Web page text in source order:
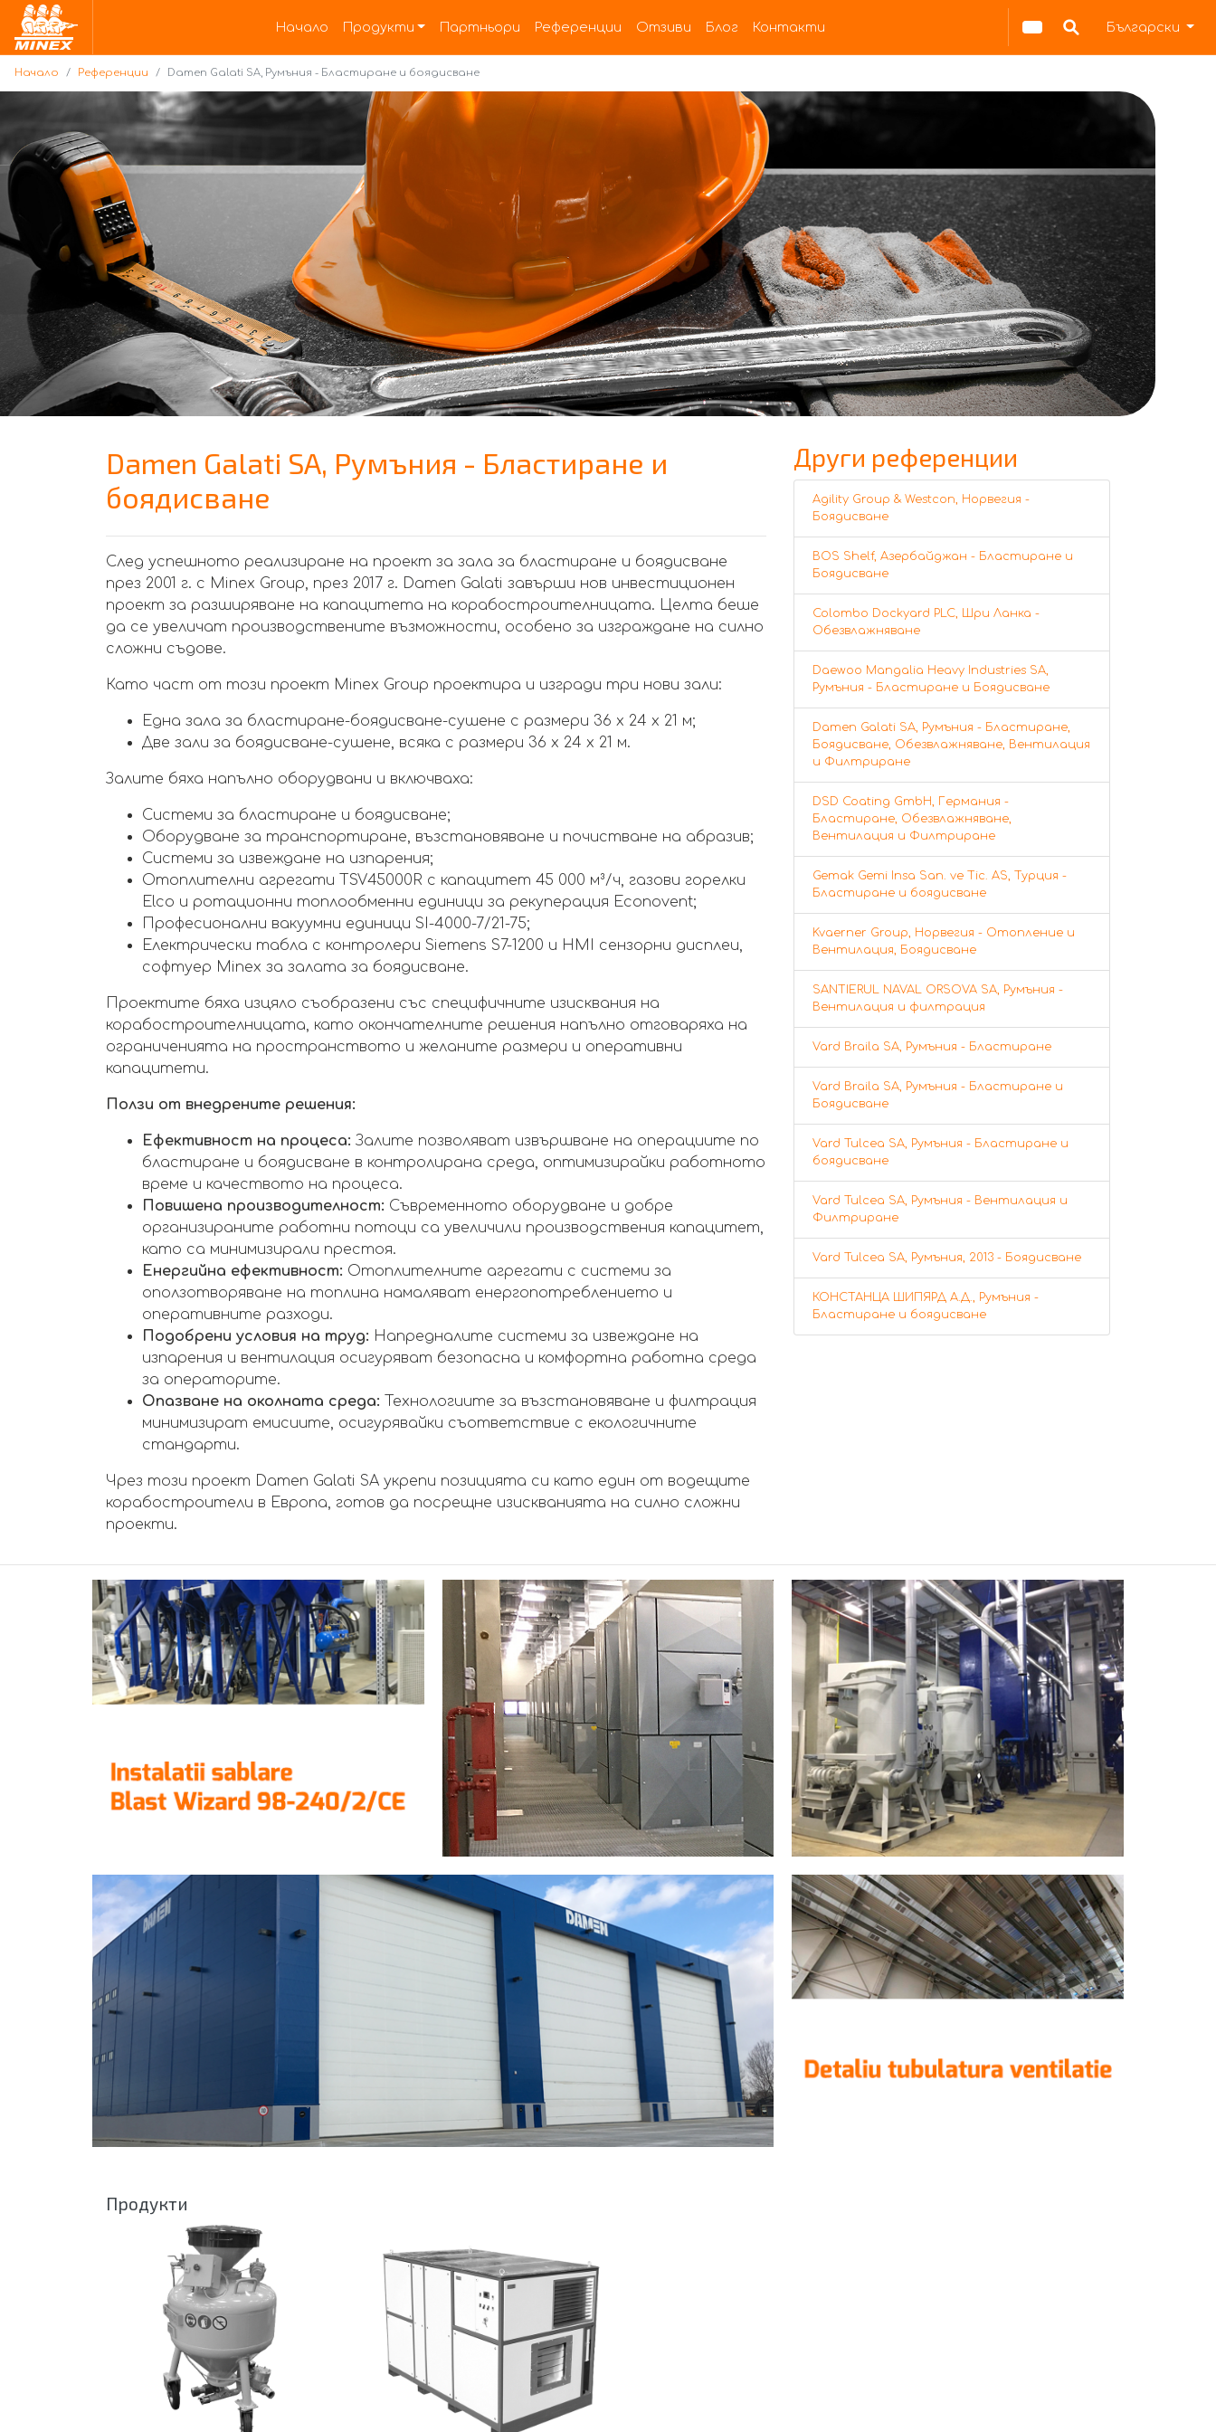
Начало Продукти Партньори Референции Отзиви Блог Контакти Български
Начало Референции Damen Galati SA, Румъния - Бластиране и боядисване
Damen Galati SA, Румъния - Бластиране и
боядисване
След успешното реализиране на проект за зала за бластиране и боядисване
през 2001 г. с Minex Group, през 2017 г. Damen Galati завърши нов инвестиционен
проект за разширяване на капацитета на корабостроителницата. Целта беше
да се увеличат производствените възможности, особено за изграждане на силно
сложни съдове.
Като част от този проект Minex Group проектира и изгради три нови зали:
Една зала за бластиране-боядисване-сушене с размери 36 x 24 x 21 м;
Две зали за боядисване-сушене, всяка с размери 36 x 24 x 21 м.
Залите бяха напълно оборудвани и включваха:
Системи за бластиране и боядисване;
Оборудване за транспортиране, възстановяване и почистване на абразив;
Системи за извеждане на изпарения;
Отоплителни агрегати TSV45000R с капацитет 45 000 м³/ч, газови горелки
Elco и ротационни топлообменни единици за рекуперация Econovent;
Професионални вакуумни единици SI-4000-7/21-75;
Електрически табла с контролери Siemens S7-1200 и HMI сензорни дисплеи,
софтуер Minex за залата за боядисване.
Проектите бяха изцяло съобразени със специфичните изисквания на
корабостроителницата, като окончателните решения напълно отговаряха на
ограниченията на пространството и желаните размери и оперативни
капацитети.
Ползи от внедрените решения:
Ефективност на процеса: Залите позволяват извършване на операциите по
бластиране и боядисване в контролирана среда, оптимизирайки работното
време и качеството на процеса.
Повишена производителност: Съвременното оборудване и добре
организираните работни потоци са увеличили производствения капацитет,
като са минимизирали престоя.
Енергийна ефективност: Отоплителните агрегати с системи за
оползотворяване на топлина намаляват енергопотреблението и
оперативните разходи.
Подобрени условия на труд: Напредналите системи за извеждане на
изпарения и вентилация осигуряват безопасна и комфортна работна среда
за операторите.
Опазване на околната среда: Технологиите за възстановяване и филтрация
минимизират емисиите, осигурявайки съответствие с екологичните
стандарти.
Чрез този проект Damen Galati SA укрепи позицията си като един от водещите
корабостроители в Европа, готов да посрещне изискванията на силно сложни
проекти.
Други референции
Agility Group & Westcon, Норвегия -
Боядисване
BOS Shelf, Азербайджан - Бластиране и
Боядисване
Colombo Dockyard PLC, Шри Ланка -
Обезвлажняване
Daewoo Mangalia Heavy Industries SA,
Румъния - Бластиране и Боядисване
Damen Galati SA, Румъния - Бластиране,
Боядисване, Обезвлажняване, Вентилация
и Филтриране
DSD Coating GmbH, Германия -
Бластиране, Обезвлажняване,
Вентилация и Филтриране
Gemak Gemi Insa San. ve Tic. AS, Турция -
Бластиране и боядисване
Kvaerner Group, Норвегия - Отопление и
Вентилация, Боядисване
SANTIERUL NAVAL ORSOVA SA, Румъния -
Вентилация и филтрация
Vard Braila SA, Румъния - Бластиране
Vard Braila SA, Румъния - Бластиране и
Боядисване
Vard Tulcea SA, Румъния - Бластиране и
боядисване
Vard Tulcea SA, Румъния - Вентилация и
Филтриране
Vard Tulcea SA, Румъния, 2013 - Боядисване
КОНСТАНЦА ШИПЯРД А.Д., Румъния -
Бластиране и боядисване
Продукти